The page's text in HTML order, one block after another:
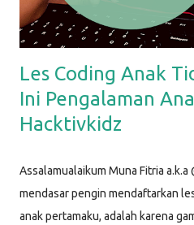
Alasa...
Les Coding Anak
Ini Pengalaman
Hacktivkidz
Assalamualaikum Muna Fitria
mendasar pengin mendaftarkan
anak pertamaku, adalah karena